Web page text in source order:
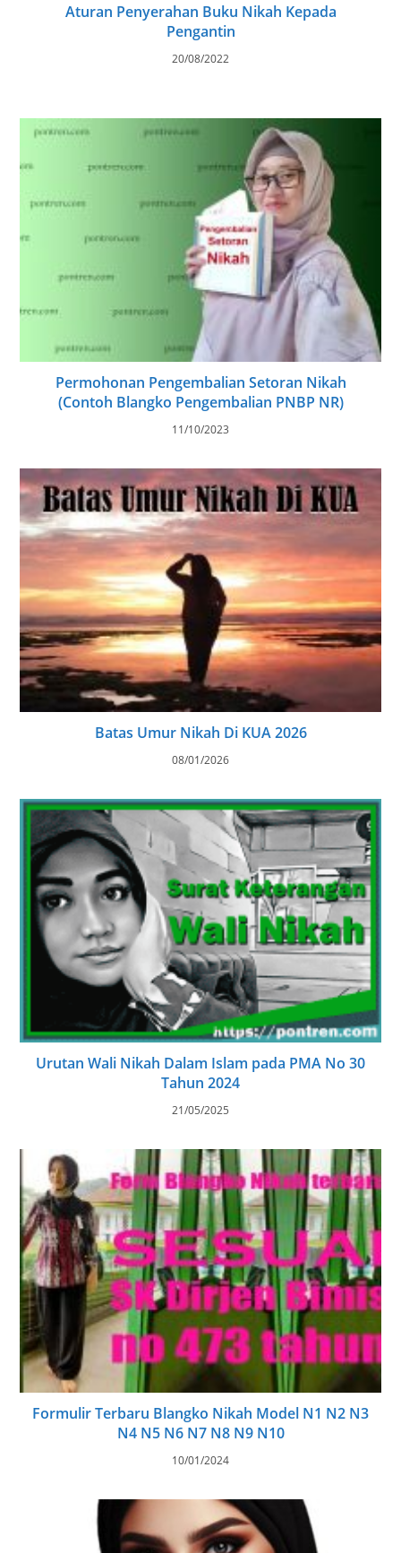
Aturan Penyerahan Buku Nikah Kepada
Pengantin
20/08/2022
Permohonan Pengembalian Setoran Nikah
(Contoh Blangko Pengembalian PNBP NR)
11/10/2023
Batas Umur Nikah Di KUA 2026
08/01/2026
Urutan Wali Nikah Dalam Islam pada PMA No 30
Tahun 2024
21/05/2025
Formulir Terbaru Blangko Nikah Model N1 N2 N3
N4 N5 N6 N7 N8 N9 N10
10/01/2024